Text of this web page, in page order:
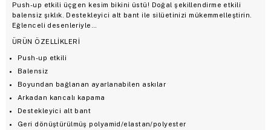
Push-up etkili üçgen kesim bikini üstü! Doğal şekillendirme etkili
balensiz şıklık. Destekleyici alt bant ile silüetinizi mükemmelleştirin.
Eğlenceli desenleriyle…
ÜRÜN ÖZELLİKLERİ
Push-up etkili
Balensiz
Boyundan bağlanan ayarlanabilen askılar
Arkadan kancalı kapama
Destekleyici alt bant
Geri dönüştürülmüş polyamid/elastan/polyester